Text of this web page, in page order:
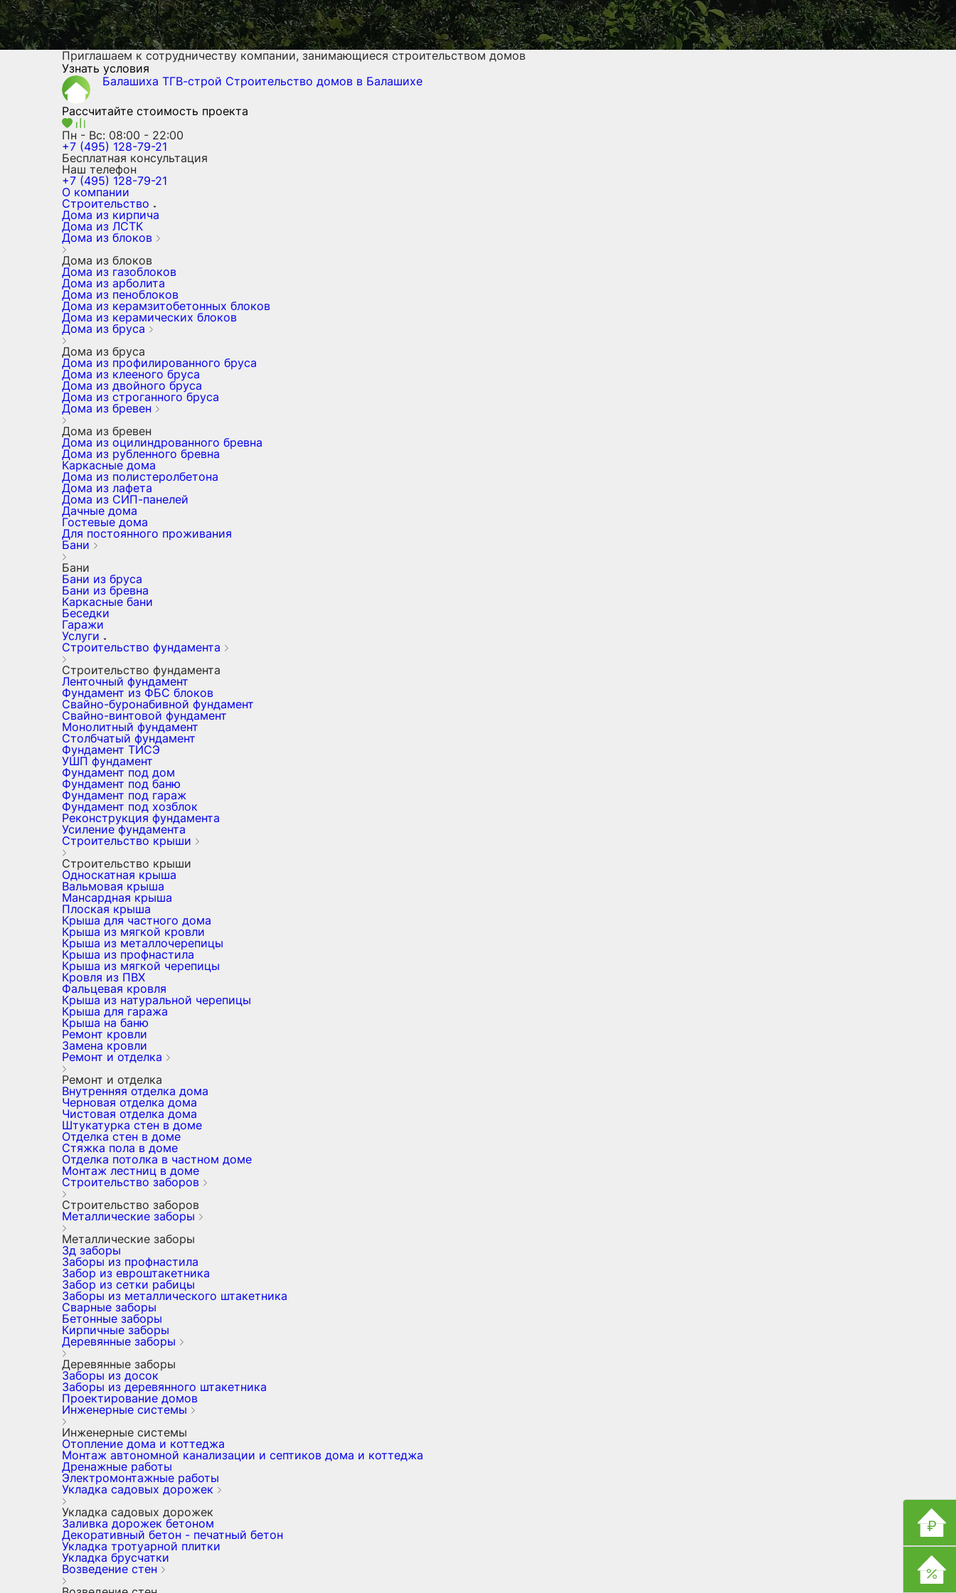
Приглашаем к сотрудничеству компании, занимающиеся строительством домов
Узнать условия
Балашиха ТГВ-строй Строительство домов в Балашихе
Рассчитайте стоимость проекта
Пн - Вс: 08:00 - 22:00
+7 (495) 128-79-21
Бесплатная консультация
Наш телефон
+7 (495) 128-79-21
О компании
Строительство
Дома из кирпича
Дома из ЛСТК
Дома из блоков
Дома из блоков
Дома из газоблоков
Дома из арболита
Дома из пеноблоков
Дома из керамзитобетонных блоков
Дома из керамических блоков
Дома из бруса
Дома из бруса
Дома из профилированного бруса
Дома из клееного бруса
Дома из двойного бруса
Дома из строганного бруса
Дома из бревен
Дома из бревен
Дома из оцилиндрованного бревна
Дома из рубленного бревна
Каркасные дома
Дома из полистеролбетона
Дома из лафета
Дома из СИП-панелей
Дачные дома
Гостевые дома
Для постоянного проживания
Бани
Бани
Бани из бруса
Бани из бревна
Каркасные бани
Беседки
Гаражи
Услуги
Строительство фундамента
Строительство фундамента
Ленточный фундамент
Фундамент из ФБС блоков
Свайно-буронабивной фундамент
Свайно-винтовой фундамент
Монолитный фундамент
Столбчатый фундамент
Фундамент ТИСЭ
УШП фундамент
Фундамент под дом
Фундамент под баню
Фундамент под гараж
Фундамент под хозблок
Реконструкция фундамента
Усиление фундамента
Строительство крыши
Строительство крыши
Односкатная крыша
Вальмовая крыша
Мансардная крыша
Плоская крыша
Крыша для частного дома
Крыша из мягкой кровли
Крыша из металлочерепицы
Крыша из профнастила
Крыша из мягкой черепицы
Кровля из ПВХ
Фальцевая кровля
Крыша из натуральной черепицы
Крыша для гаража
Крыша на баню
Ремонт кровли
Замена кровли
Ремонт и отделка
Ремонт и отделка
Внутренняя отделка дома
Черновая отделка дома
Чистовая отделка дома
Штукатурка стен в доме
Отделка стен в доме
Стяжка пола в доме
Отделка потолка в частном доме
Монтаж лестниц в доме
Строительство заборов
Строительство заборов
Металлические заборы
Металлические заборы
3д заборы
Заборы из профнастила
Забор из евроштакетника
Забор из сетки рабицы
Заборы из металлического штакетника
Сварные заборы
Бетонные заборы
Кирпичные заборы
Деревянные заборы
Деревянные заборы
Заборы из досок
Заборы из деревянного штакетника
Проектирование домов
Инженерные системы
Инженерные системы
Отопление дома и коттеджа
Монтаж автономной канализации и септиков дома и коттеджа
Дренажные работы
Электромонтажные работы
Укладка садовых дорожек
Укладка садовых дорожек
Заливка дорожек бетоном
Декоративный бетон - печатный бетон
Укладка тротуарной плитки
Укладка брусчатки
Возведение стен